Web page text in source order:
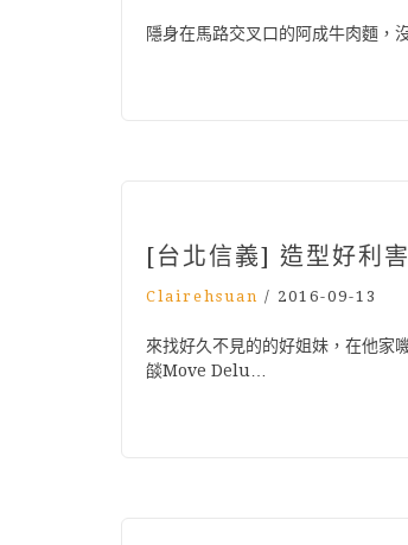
隱身在馬路交叉口的阿成牛肉麵
[台北信義] 造型好利
Clairehsuan / 2016-09-13
來找好久不見的的好姐妹，在他家
燄Move Delu…